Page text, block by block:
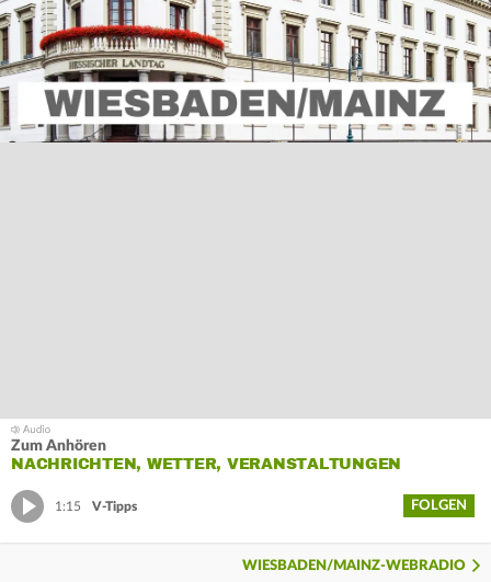
Zum Anhören
NACHRICHTEN, WETTER, VERANSTALTUNGEN
1:15 V-Tipps FOLGEN
WIESBADEN/MAINZ-WEBRADIO